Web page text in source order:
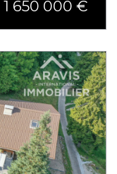
1 650 000 €